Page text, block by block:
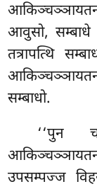
आवुसो,
तत्रापत्थि
सम्बाधो.
‘‘पुन
उपसम्पज्ज